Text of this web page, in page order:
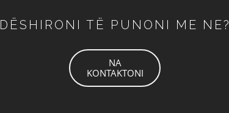
DËSHIRONI TË PUNONI ME NE?
NA
KONTAKTONI